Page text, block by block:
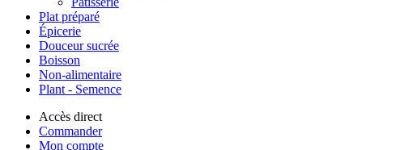
Plat préparé
Épicerie
Douceur sucrée
Boisson
Non-alimentaire
Plant - Semence
Accès direct
Commander
Mon compte